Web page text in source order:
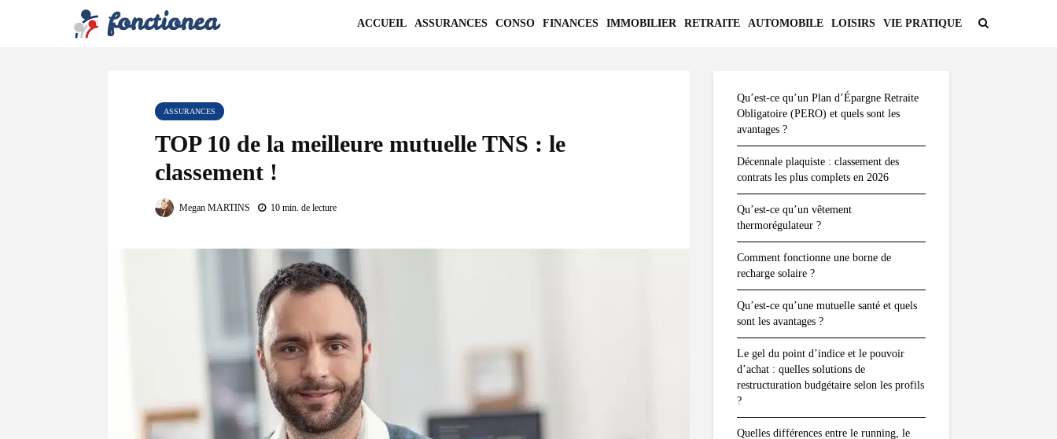
ACCUEIL ASSURANCES CONSO FINANCES IMMOBILIER RETRAITE AUTOMOBILE LOISIRS VIE PRATIQUE
ASSURANCES
TOP 10 de la meilleure mutuelle TNS : le
classement !
Megan MARTINS 10 min. de lecture
Qu’est-ce qu’un Plan d’Épargne Retraite
Obligatoire (PERO) et quels sont les
avantages ?
Décennale plaquiste : classement des
contrats les plus complets en 2026
Qu’est-ce qu’un vêtement
thermorégulateur ?
Comment fonctionne une borne de
recharge solaire ?
Qu’est-ce qu’une mutuelle santé et quels
sont les avantages ?
Le gel du point d’indice et le pouvoir
d’achat : quelles solutions de
restructuration budgétaire selon les profils
?
Quelles différences entre le running, le